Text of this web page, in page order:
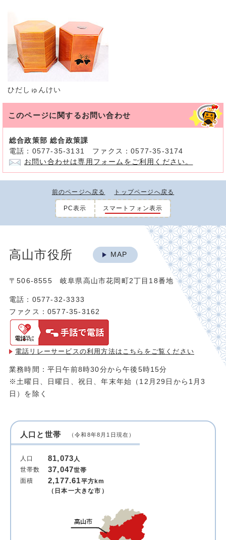
ひだしゅんけい
このページに関するお問い合わせ
総合政策部 総合政策課
電話：0577-35-3131 ファクス：0577-35-3174
お問い合わせは専用フォームをご利用ください。
前のページへ戻る トップページへ戻る
PC表示 スマートフォン表示
高山市役所 MAP
〒506-8555 岐阜県高山市花岡町2丁目18番地
電話：0577-32-3333
ファクス：0577-35-3162
電話リレーサービスの利用方法は こちらをご覧ください
業務時間：平日午前8時30分から午後5時15分
※土曜日、日曜日、祝日、年末年始（12月29日から1月3
日）を除く
人口と世帯 （令和8年8月1日現在）
人口 81,073人
世帯数
37,047世帯
面積
2,177.61平方km
（日本一大きな市）